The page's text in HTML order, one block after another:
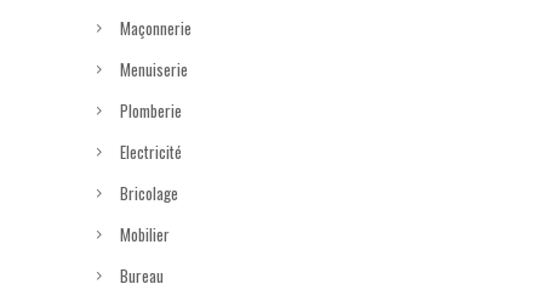
Maçonnerie
Menuiserie
Plomberie
Electricité
Bricolage
Mobilier
Bureau